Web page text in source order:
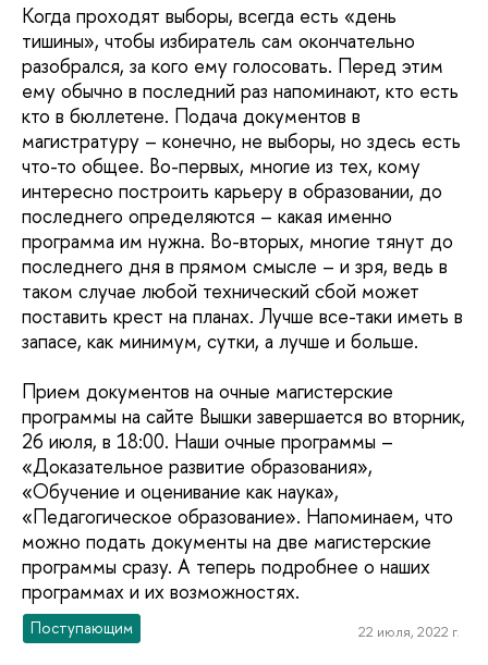
Когда проходят выборы, всегда есть «день
тишины», чтобы избиратель сам окончательно
разобрался, за кого ему голосовать. Перед этим
ему обычно в последний раз напоминают, кто есть
кто в бюллетене. Подача документов в
магистратуру – конечно, не выборы, но здесь есть
что-то общее. Во-первых, многие из тех, кому
интересно построить карьеру в образовании, до
последнего определяются – какая именно
программа им нужна. Во-вторых, многие тянут до
последнего дня в прямом смысле – и зря, ведь в
таком случае любой технический сбой может
поставить крест на планах. Лучше все-таки иметь в
запасе, как минимум, сутки, а лучше и больше.
Прием документов на очные магистерские
программы на сайте Вышки завершается во вторник,
26 июля, в 18:00. Наши очные программы –
«Доказательное развитие образования»,
«Обучение и оценивание как наука»,
«Педагогическое образование». Напоминаем, что
можно подать документы на две магистерские
программы сразу. А теперь подробнее о наших
программах и их возможностях.
Поступающим 22 июля, 2022 г.